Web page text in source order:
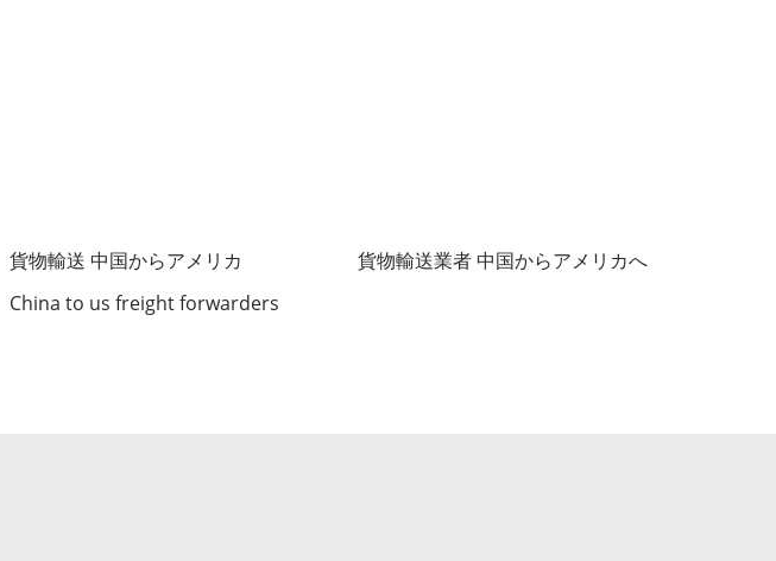
貨物輸送 中国からアメリカ
貨物輸送業者 中国からアメリカへ
China to us freight forwarders